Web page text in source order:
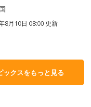
8月10日 08:00更新
ックスをもっと見る